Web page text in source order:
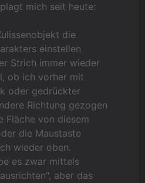
mich seit heute:
die
einstellen
Strich immer wieder
ob ich vorher mit
oder gedrückter
Richtung gezogen
Fläche von diesem
die Maustaste
wieder oben.
es zwar mittels
aber das